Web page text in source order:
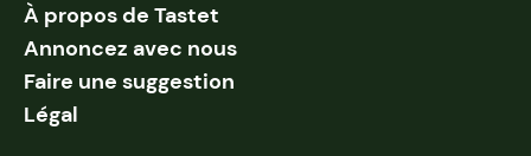
À propos de Tastet
Annoncez avec nous
Faire une suggestion
Légal